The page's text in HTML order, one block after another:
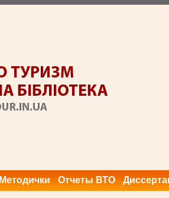
Методички Отчеты ВТО